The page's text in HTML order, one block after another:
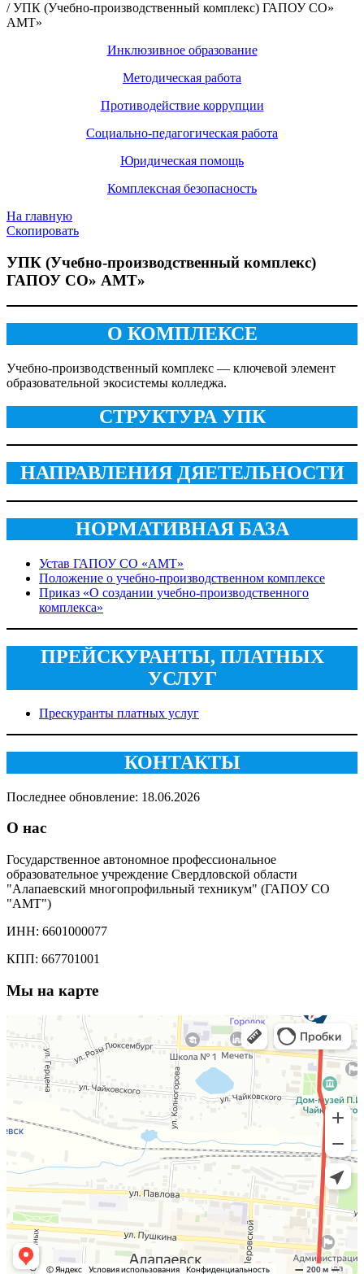
/ УПК (Учебно-производственный комплекс) ГАПОУ СО»
АМТ»
Инклюзивное образование
Методическая работа
Противодействие коррупции
Социально-педагогическая работа
Юридическая помощь
Комплексная безопасность
На главную
Скопировать
УПК (Учебно-производственный комплекс)
ГАПОУ СО» АМТ»
О КОМПЛЕКСЕ
Учебно‑производственный комплекс — ключевой элемент
образовательной экосистемы колледжа.
СТРУКТУРА УПК
НАПРАВЛЕНИЯ ДЯЕТЕЛЬНОСТИ
НОРМАТИВНАЯ БАЗА
Устав ГАПОУ СО «АМТ»
Положение о учебно‑производственном комплексе
Приказ «О создании учебно‑производственного
комплекса»
ПРЕЙСКУРАНТЫ, ПЛАТНЫХ
УСЛУГ
Прескуранты платных услуг
КОНТАКТЫ
Последнее обновление: 18.06.2026
О нас
Государственное автономное профессиональное
образовательное учреждение Свердловской области
"Алапаевский многопрофильный техникум" (ГАПОУ СО
"АМТ")
ИНН: 6601000077
КПП: 667701001
Мы на карте